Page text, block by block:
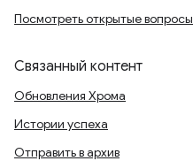
Посмотреть открытые вопросы
Связанный контент
Обновления Хрома
Истории успеха
Отправить в архив